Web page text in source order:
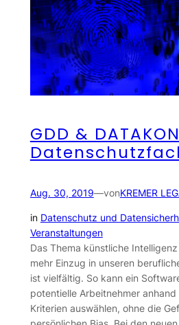
GDD &
Aug. 30, 2019—vonKREMER
in Datenschutz und
Veranstaltungen
Das Thema künstliche
mehr Einzug in unseren
ist vielfältig. So kann ein
potentielle Arbeitnehmer
Kriterien auswählen, ohne die